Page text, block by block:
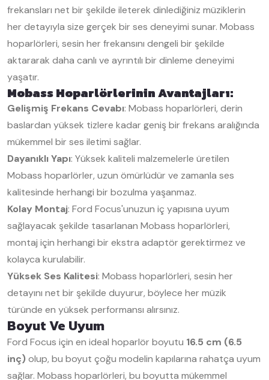
frekansları net bir şekilde ileterek dinlediğiniz müziklerin
her detayıyla size gerçek bir ses deneyimi sunar. Mobass
hoparlörleri, sesin her frekansını dengeli bir şekilde
aktararak daha canlı ve ayrıntılı bir dinleme deneyimi
yaşatır.
Mobass Hoparlörlerinin Avantajları:
Gelişmiş Frekans Cevabı: Mobass hoparlörleri, derin
baslardan yüksek tizlere kadar geniş bir frekans aralığında
mükemmel bir ses iletimi sağlar.
Dayanıklı Yapı: Yüksek kaliteli malzemelerle üretilen
Mobass hoparlörler, uzun ömürlüdür ve zamanla ses
kalitesinde herhangi bir bozulma yaşanmaz.
Kolay Montaj: Ford Focus'unuzun iç yapısına uyum
sağlayacak şekilde tasarlanan Mobass hoparlörleri,
montaj için herhangi bir ekstra adaptör gerektirmez ve
kolayca kurulabilir.
Yüksek Ses Kalitesi: Mobass hoparlörleri, sesin her
detayını net bir şekilde duyurur, böylece her müzik
türünde en yüksek performansı alırsınız.
Boyut Ve Uyum
Ford Focus için en ideal hoparlör boyutu 16.5 cm (6.5
inç) olup, bu boyut çoğu modelin kapılarına rahatça uyum
sağlar. Mobass hoparlörleri, bu boyutta mükemmel